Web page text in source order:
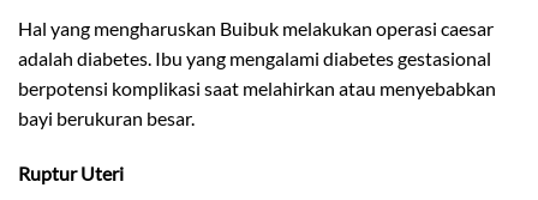
Hal yang mengharuskan Buibuk melakukan operasi caesar
adalah diabetes. Ibu yang mengalami diabetes gestasional
berpotensi komplikasi saat melahirkan atau menyebabkan
bayi berukuran besar.
Ruptur Uteri